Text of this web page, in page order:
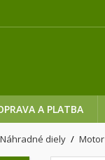
A PLATBA
Náhradné diely Motor